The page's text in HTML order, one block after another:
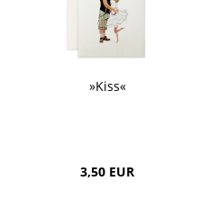
»Kiss«
3,50 EUR